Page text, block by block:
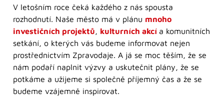
V letošním roce čeká každého z nás spousta
rozhodnutí. Naše město má v plánu mnoho
investičních projektů, kulturních akcí a komunitních
setkání, o kterých vás budeme informovat nejen
prostřednictvím Zpravodaje. A já se moc těším, že se
nám podaří naplnit výzvy a uskutečnit plány, že se
potkáme a užijeme si společně příjemný čas a že se
budeme vzájemně inspirovat.